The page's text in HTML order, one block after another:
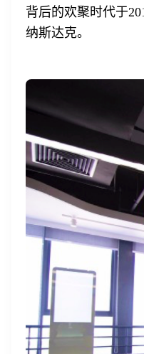
背后的欢聚时代于
纳斯达克。